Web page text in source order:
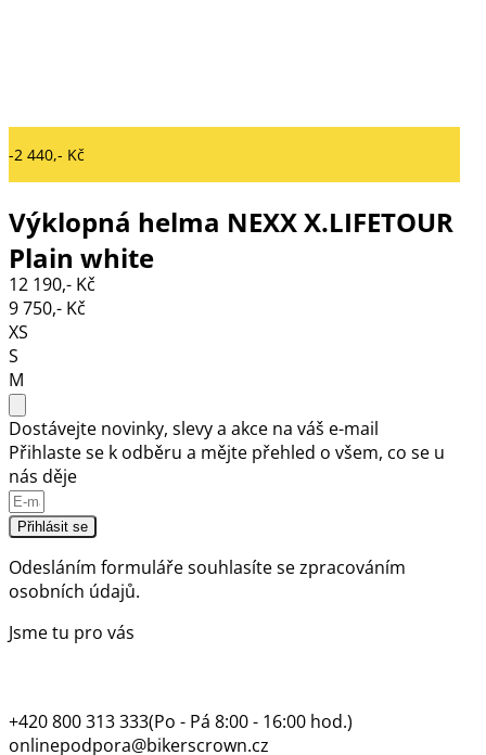
-2 440,- Kč
Výklopná helma NEXX X.LIFETOUR
Plain white
12 190,- Kč
9 750,- Kč
XS
S
M
Dostávejte novinky, slevy a akce na váš e-mail
Přihlaste se k odběru a mějte přehled o všem, co se u
nás děje
Přihlásit se
Odesláním formuláře souhlasíte sezpracováním
osobních údajů.
Jsme tu pro vás
+420 800 313 333(Po - Pá 8:00 - 16:00 hod.)
onlinepodpora@bikerscrown.cz